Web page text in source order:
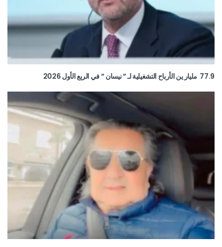
77.9 مليار ين الأرباح التشغيلية لـ ” نيسان ” في الربع الأول 2026